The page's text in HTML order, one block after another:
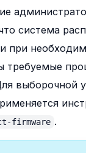
система
при
требуемые
выборочной
firmware .